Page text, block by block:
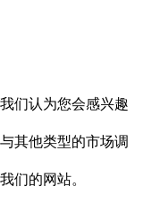
们认为您会感兴趣
其他类型的市场调
们的网站。